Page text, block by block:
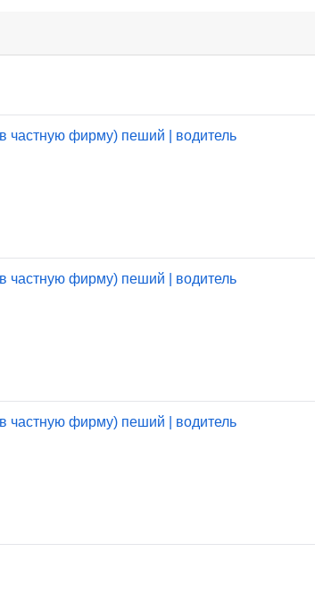
частную фирму) пеший | водитель
частную фирму) пеший | водитель
частную фирму) пеший | водитель